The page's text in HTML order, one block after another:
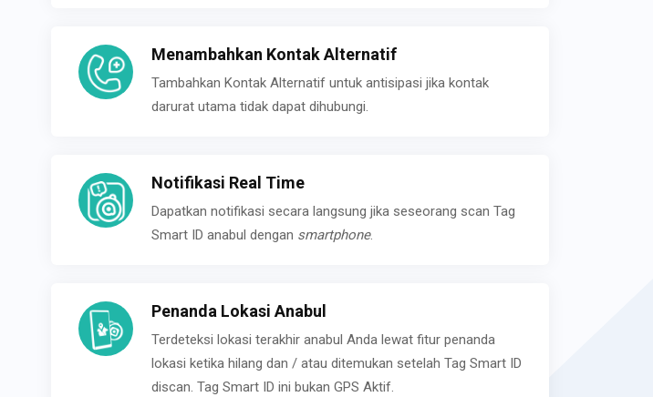
Menambahkan Kontak Alternatif
Tambahkan Kontak Alternatif untuk antisipasi jika kontak
darurat utama tidak dapat dihubungi.
Notifikasi Real Time
Dapatkan notifikasi secara langsung jika seseorang scan Tag
Smart ID anabul dengan smartphone.
Penanda Lokasi Anabul
Terdeteksi lokasi terakhir anabul Anda lewat fitur penanda
lokasi ketika hilang dan / atau ditemukan setelah Tag Smart ID
discan. Tag Smart ID ini bukan GPS Aktif.